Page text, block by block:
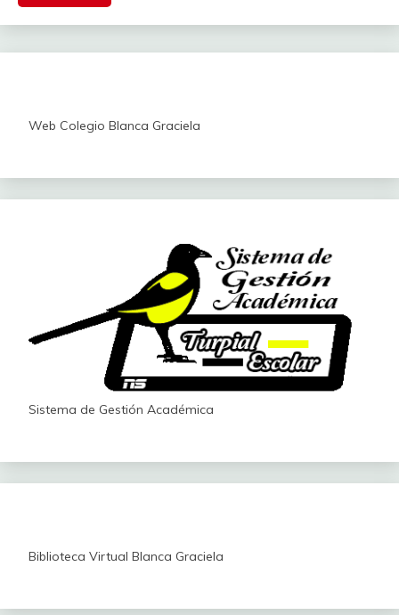
Web Colegio Blanca Graciela
Sistema de Gestión Académica
Biblioteca Virtual Blanca Graciela